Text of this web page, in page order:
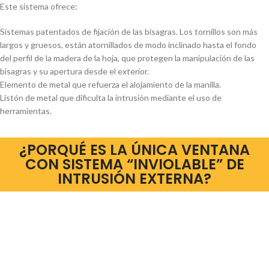
Este sistema ofrece:
Sistemas patentados de fijación de las bisagras. Los tornillos son más
largos y gruesos, están atornillados de modo inclinado hasta el fondo
del perfil de la madera de la hoja, que protegen la manipulación de las
bisagras y su apertura desde el exterior.
Elemento de metal que refuerza el alojamiento de la manilla.
Listón de metal que dificulta la intrusión mediante el uso de
herramientas.
¿PORQUÉ ES LA ÚNICA VENTANA
CON SISTEMA “INVIOLABLE” DE
INTRUSIÓN EXTERNA?